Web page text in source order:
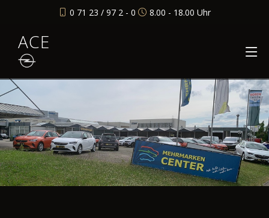
0 71 23 / 97 2 - 0 8.00 - 18.00 Uhr
ACE